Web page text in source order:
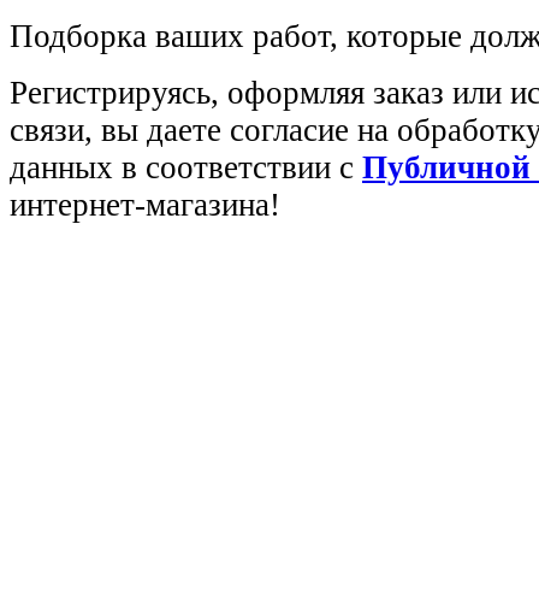
Подборка ваших работ, которые
Регистрируясь, оформляя заказ или
связи, вы даете согласие на
данных в соответствии с Публичной
интернет-магазина!